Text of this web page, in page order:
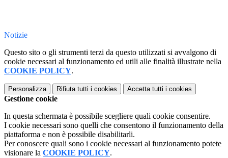
Notizie
Questo sito o gli strumenti terzi da questo utilizzati si avvalgono di
cookie necessari al funzionamento ed utili alle finalità illustrate nella
COOKIE POLICY.
Personalizza Rifiuta tutti i cookies Accetta tutti i cookies
Gestione cookie
In questa schermata è possibile scegliere quali cookie consentire.
I cookie necessari sono quelli che consentono il funzionamento della
piattaforma e non è possibile disabilitarli.
Per conoscere quali sono i cookie necessari al funzionamento potete
visionare la COOKIE POLICY.